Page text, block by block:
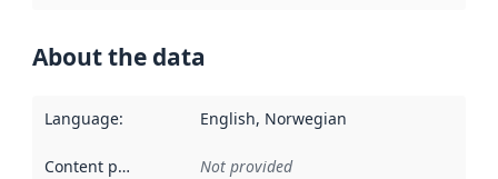
About the data
Language: English, Norwegian
Content providers Not provided